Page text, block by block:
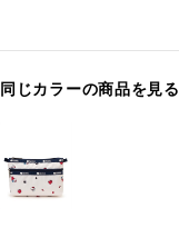
同じカラーの商品を見る